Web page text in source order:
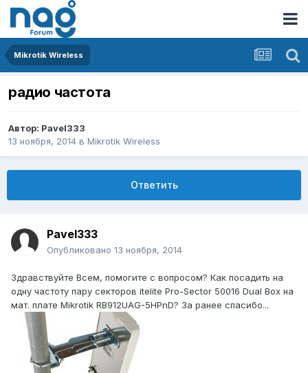
Mikrotik Wireless
радио частота
Автор: Pavel333
13 ноября, 2014 в Mikrotik Wireless
Ответить
Pavel333
Опубликовано 13 ноября, 2014
Здравствуйте Всем, помогите с вопросом? Как посадить на
одну частоту пару секторов itelite Pro-Sector 50016 Dual Box на
мат. плате Mikrotik RB912UAG-5HPnD? За ранее спасибо...